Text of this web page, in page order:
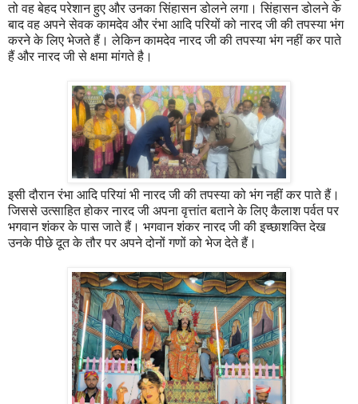
तो वह बेहद परेशान हुए और उनका सिंहासन डोलने लगा। सिंहासन डोलने के
बाद वह अपने सेवक कामदेव और रंभा आदि परियों को नारद जी की तपस्या भंग
करने के लिए भेजते हैं। लेकिन कामदेव नारद जी की तपस्या भंग नहीं कर पाते
हैं और नारद जी से क्षमा मांगते है।
इसी दौरान रंभा आदि परियां भी नारद जी की तपस्या को भंग नहीं कर पाते हैं।
जिससे उत्साहित होकर नारद जी अपना वृत्तांत बताने के लिए कैलाश पर्वत पर
भगवान शंकर के पास जाते हैं। भगवान शंकर नारद जी की इच्छाशक्ति देख
उनके पीछे दूत के तौर पर अपने दोनों गणों को भेज देते हैं।